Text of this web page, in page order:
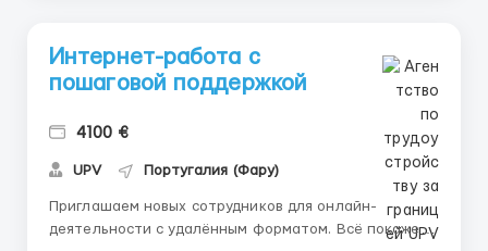
Интернет-работа с
пошаговой поддержкой
4100 €
UPV Португалия (Фару)
Приглашаем новых сотрудников для онлайн-
деятельности с удалённым форматом. Всё покажем